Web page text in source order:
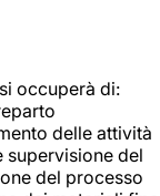
occuperà di:
delle attività
del
del processo